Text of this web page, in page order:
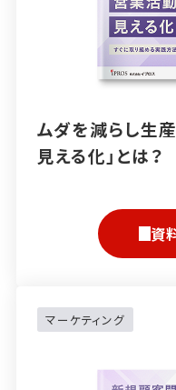
ムダを減らし生
見える化」とは？
資
マーケティング